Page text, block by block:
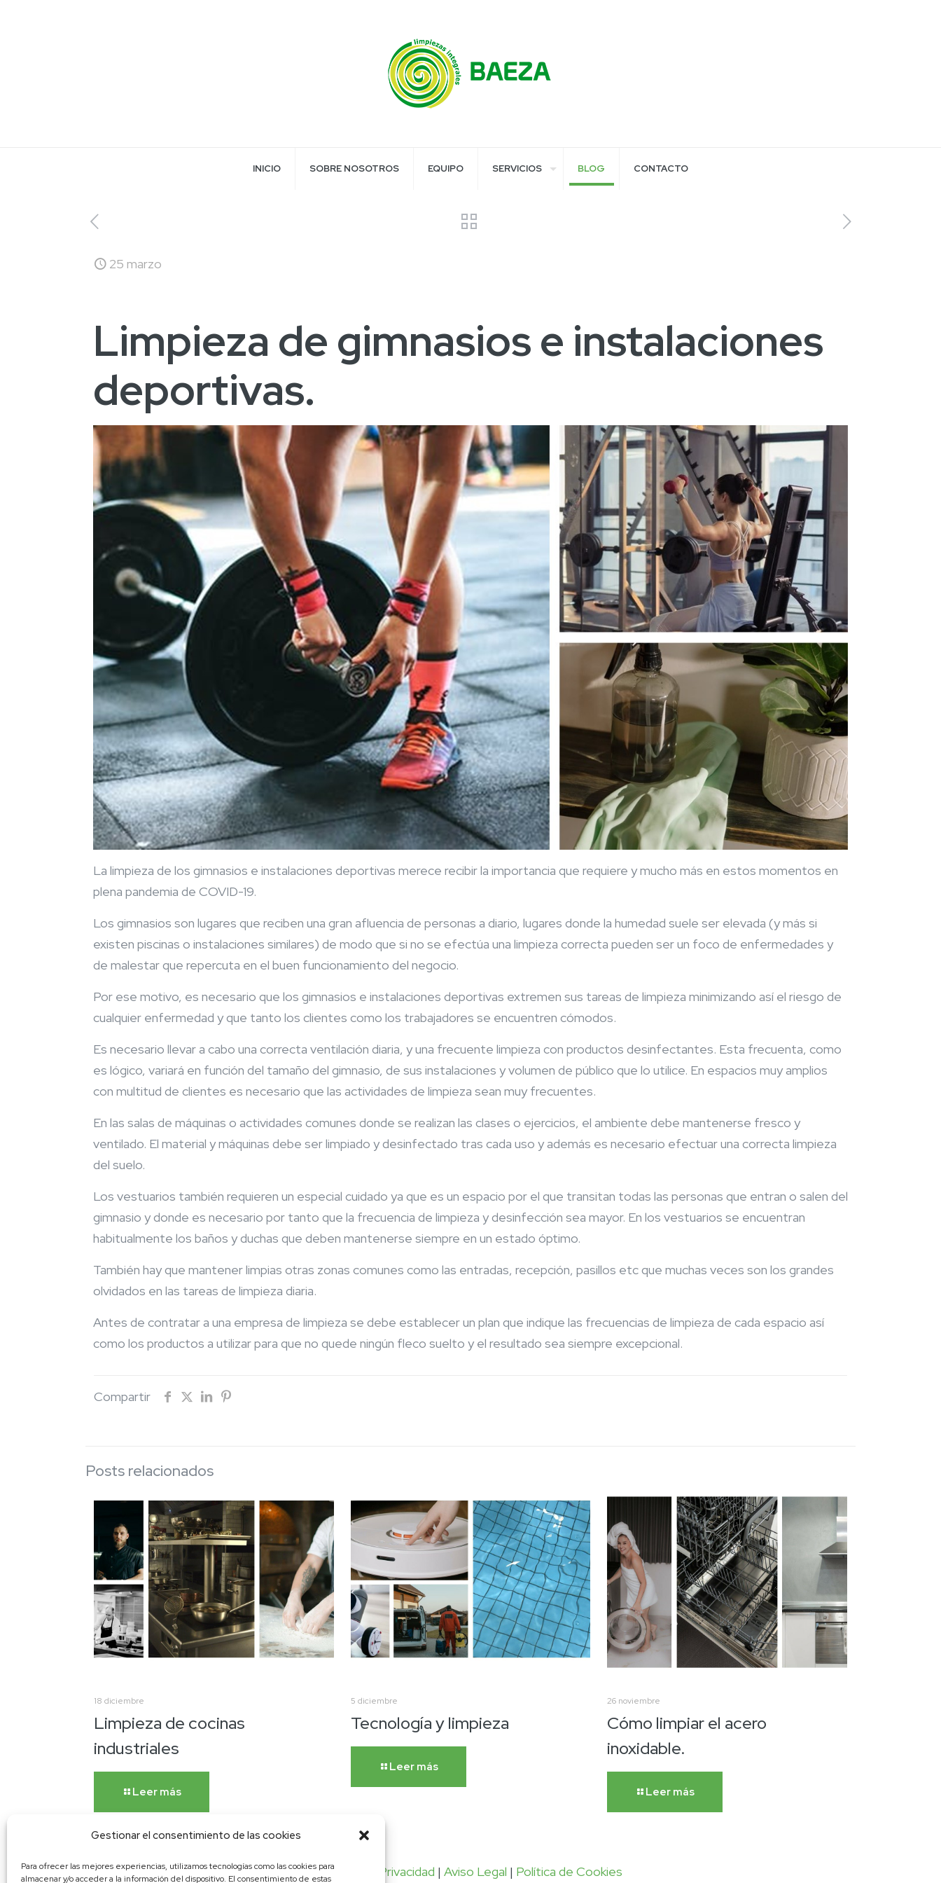
Gestionar el consentimiento de las cookies
Para ofrecer las mejores experiencias, utilizamos tecnologías como las cookies para
almacenar y/o acceder a la información del dispositivo. El consentimiento de estas
INICIO SOBRE NOSOTROS EQUIPO SERVICIOS BLOG CONTACTO
25 marzo
Limpieza de gimnasios e instalaciones
deportivas.
La limpieza de los gimnasios e instalaciones deportivas merece recibir la importancia que requiere y mucho más en estos momentos en
plena pandemia de COVID-19.
Los gimnasios son lugares que reciben una gran afluencia de personas a diario, lugares donde la humedad suele ser elevada (y más si
existen piscinas o instalaciones similares) de modo que si no se efectúa una limpieza correcta pueden ser un foco de enfermedades y
de malestar que repercuta en el buen funcionamiento del negocio.
Por ese motivo, es necesario que los gimnasios e instalaciones deportivas extremen sus tareas de limpieza minimizando así el riesgo de
cualquier enfermedad y que tanto los clientes como los trabajadores se encuentren cómodos.
Es necesario llevar a cabo una correcta ventilación diaria, y una frecuente limpieza con productos desinfectantes. Esta frecuenta, como
es lógico, variará en función del tamaño del gimnasio, de sus instalaciones y volumen de público que lo utilice. En espacios muy amplios
con multitud de clientes es necesario que las actividades de limpieza sean muy frecuentes.
En las salas de máquinas o actividades comunes donde se realizan las clases o ejercicios, el ambiente debe mantenerse fresco y
ventilado. El material y máquinas debe ser limpiado y desinfectado tras cada uso y además es necesario efectuar una correcta limpieza
del suelo.
Los vestuarios también requieren un especial cuidado ya que es un espacio por el que transitan todas las personas que entran o salen del
gimnasio y donde es necesario por tanto que la frecuencia de limpieza y desinfección sea mayor. En los vestuarios se encuentran
habitualmente los baños y duchas que deben mantenerse siempre en un estado óptimo.
También hay que mantener limpias otras zonas comunes como las entradas, recepción, pasillos etc que muchas veces son los grandes
olvidados en las tareas de limpieza diaria.
Antes de contratar a una empresa de limpieza se debe establecer un plan que indique las frecuencias de limpieza de cada espacio así
como los productos a utilizar para que no quede ningún fleco suelto y el resultado sea siempre excepcional.
Compartir
Posts relacionados
18 diciembre
Limpieza de cocinas
industriales
Leer más
5 diciembre
Tecnología y limpieza
Leer más
26 noviembre
Cómo limpiar el acero
inoxidable.
Leer más
Política de Privacidad | Aviso Legal | Política de Cookies